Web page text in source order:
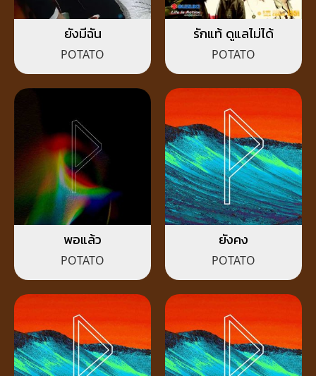
ยังมีฉัน
POTATO
รักแท้ ดูแลไม่ได้
POTATO
พอแล้ว
POTATO
ยังคง
POTATO